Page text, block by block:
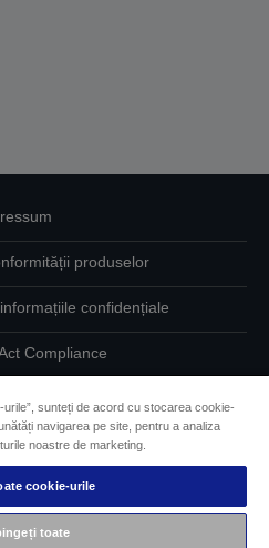
produselor
confidențiale
Compliance
modulele cookie
pe linie de accesibilitate
sunteți de acord cu stocarea cookie-
navigarea pe site, pentru a analiza
noastre de marketing.
cookie-urile
toate